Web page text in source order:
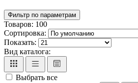
Фильтр по параметрам
Товаров: 100
Сортировка:
Показать:
Вид каталога:
Выбрать все